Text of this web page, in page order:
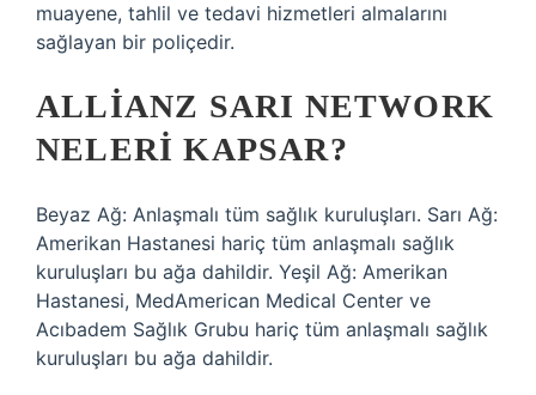
muayene, tahlil ve tedavi hizmetleri almalarını
sağlayan bir poliçedir.
ALLIANZ SARI NETWORK
NELERI KAPSAR?
Beyaz Ağ: Anlaşmalı tüm sağlık kuruluşları. Sarı Ağ:
Amerikan Hastanesi hariç tüm anlaşmalı sağlık
kuruluşları bu ağa dahildir. Yeşil Ağ: Amerikan
Hastanesi, MedAmerican Medical Center ve
Acıbadem Sağlık Grubu hariç tüm anlaşmalı sağlık
kuruluşları bu ağa dahildir.